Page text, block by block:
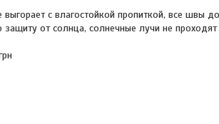
с влагостойкой пропиткой, все швы
от солнца, солнечные лучи не проходят